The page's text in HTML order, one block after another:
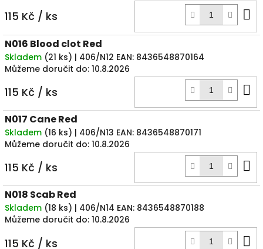
115 Kč / ks
N016 Blood clot Red
Skladem (21 ks) | 406/N12 EAN: 8436548870164
Můžeme doručit do: 10.8.2026
115 Kč / ks
N017 Cane Red
Skladem (16 ks) | 406/N13 EAN: 8436548870171
Můžeme doručit do: 10.8.2026
115 Kč / ks
N018 Scab Red
Skladem (18 ks) | 406/N14 EAN: 8436548870188
Můžeme doručit do: 10.8.2026
115 Kč / ks